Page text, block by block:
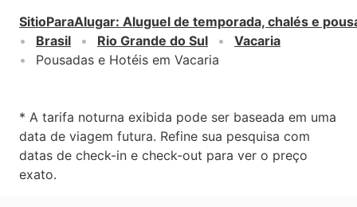
SitioParaAlugar: Aluguel de temporada, chalés e
Brasil
Rio Grande do Sul
Vacaria
Pousadas e Hotéis em Vacaria
* A tarifa noturna exibida pode ser baseada em uma
data de viagem futura. Refine sua pesquisa com
datas de check-in e check-out para ver o preço
exato.